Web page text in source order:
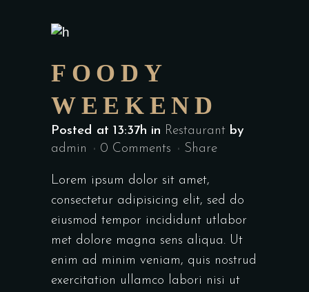
FOODY
WEEKEND
Posted at 13:37h in Restaurant by
admin
0 Comments Share
Lorem ipsum dolor sit amet,
consectetur adipisicing elit, sed do
eiusmod tempor incididunt utlabor
met dolore magna sens aliqua. Ut
enim ad minim veniam, quis nostrud
exercitation ullamco labori nisi ut